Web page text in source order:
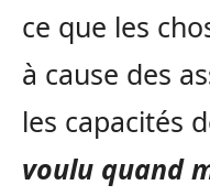
ce que les
à cause des
les capacités
voulu quand